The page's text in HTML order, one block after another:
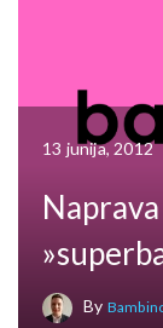
13 junija, 2012
By